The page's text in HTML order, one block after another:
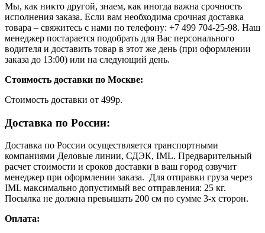
Мы, как никто другой, знаем, как иногда важна срочность
исполнения заказа. Если вам необходима срочная доставка
товара – свяжитесь с нами по телефону: +7 499 704-25-98. Наш
менеджер постарается подобрать для Вас персонального
водителя и доставить товар в этот же день (при оформлении
заказа до 13:00) или на следующий день.
Стоимость доставки по Москве:
Cтоимость доставки от 499р.
Доставка по России:
Доставка по России осуществляется транспортными
компаниями Деловые линии, СДЭК, IML. Предварительный
расчет стоимости и сроков доставки в ваш город озвучит
менеджер при оформлении заказа. Для отправки груза через
IML максимально допустимый вес отправления: 25 кг.
Посылка не должна превышать 200 см по сумме 3-х сторон.
Оплата: